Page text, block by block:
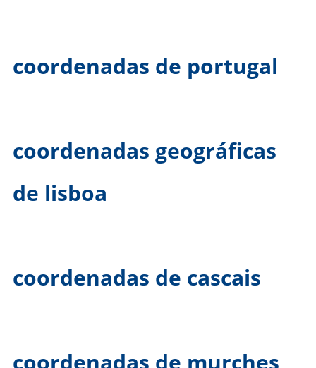
coordenadas de portugal
coordenadas geográficas
de lisboa
coordenadas de cascais
coordenadas de murches